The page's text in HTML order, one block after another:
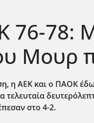
76-78:
Μουρ
η ΑΕΚ και ο ΠΑΟΚ
στο 4-2.